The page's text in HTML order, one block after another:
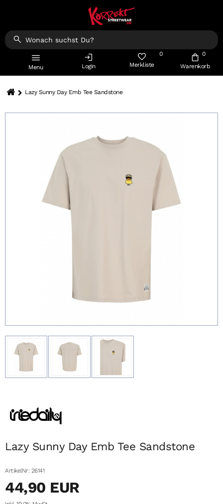
Menu Login Merkliste
0
Warenkorb
0
Lazy Sunny Day Emb Tee Sandstone
Lazy Sunny Day Emb Tee Sandstone
ArtikelNr: 26141
44,90 EUR